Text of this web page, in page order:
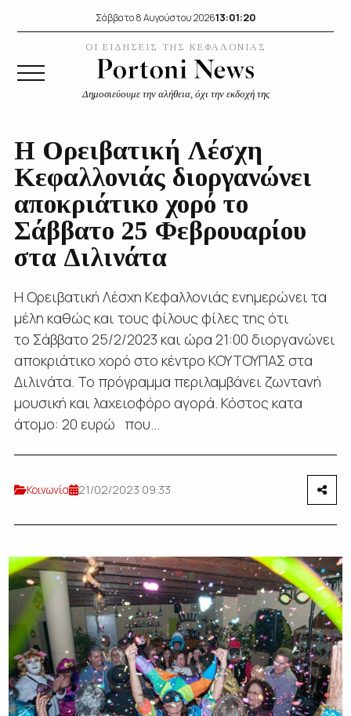
Σάββατο 8 Αυγούστου 202613:01:21
ΟΙ ΕΙΔΗΣΕΙΣ ΤΗΣ ΚΕΦΑΛΟΝΙΑΣ
Δημοσιεύουμε την αλήθεια, όχι την εκδοχή της
Η Ορειβατική Λέσχη
Κεφαλλονιάς διοργανώνει
αποκριάτικο χορό το
Σάββατο 25 Φεβρουαρίου
στα Διλινάτα
Η Ορειβατική Λέσχη Κεφαλλονιάς ενημερώνει τα
μέλη καθώς και τους φίλους φίλες της ότι
το Σάββατο 25/2/2023 και ώρα 21:00 διοργανώνει
αποκριάτικο χορό στο κέντρο ΚΟΥΤΟΥΠΑΣ στα
Διλινάτα. Το πρόγραμμα περιλαμβάνει ζωντανή
μουσική και λαχειοφόρο αγορά. Κόστος κατα
άτομο: 20 ευρώ που...
Κοινωνία 21/02/2023 09:33